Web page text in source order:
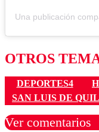
OTROS
DEPORTES4
SAN LUIS DE
Ver comentarios